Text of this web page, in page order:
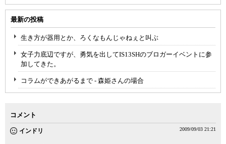
最新の投稿
生き方が器用とか、ろくなもんじゃねぇと叫ぶ
女子力底辺ですが、勇気を出してIS13SHのブロガーイベントに参
加してきた。
コラムができあがるまで - 森姫さんの場合
コメント
インドリ 2009/09/03 21:21